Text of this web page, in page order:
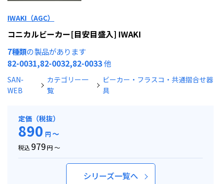
IWAKI（AGC）
コニカルビーカー[目安目盛入] IWAKI
7種類の製品があります
82-0031,82-0032,82-0033他
SAN-
WEB
カテゴリー一
覧
ビーカー・フラスコ・共通摺合せ器
具
定価（税抜）
890 円～
税込 979円 ～
シリーズ一覧へ